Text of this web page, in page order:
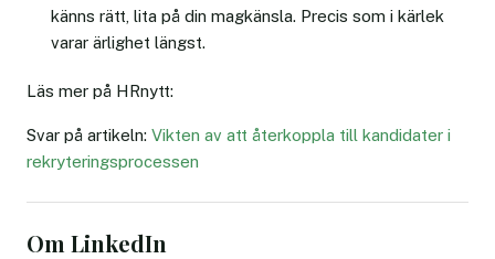
känns rätt, lita på din magkänsla. Precis som i kärlek
varar ärlighet längst.
Läs mer på HRnytt:
Svar på artikeln: Vikten av att återkoppla till kandidater i
rekryteringsprocessen
Om LinkedIn